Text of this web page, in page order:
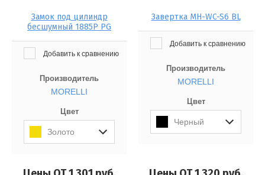
Замок под цилиндр
бесшумный 1885P PG
Добавить к сравнению
Производитель
MORELLI
Цвет
Золото
Завертка MH-WC-S6 BL
Добавить к сравнению
Производитель
MORELLI
Цвет
Черный